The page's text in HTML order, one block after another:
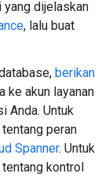
yang dijelaskan
, lalu buat
berikan
ke akun layanan
Anda. Untuk
peran
Spanner. Untuk
kontrol